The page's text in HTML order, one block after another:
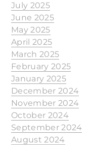
July 2025
June 2025
May 2025
April 2025
March 2025
February 2025
January 2025
December 2024
November 2024
October 2024
September 2024
August 2024